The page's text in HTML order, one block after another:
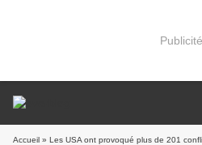
Publicité
Accueil » Les USA ont provoqué plus de 201 conflits